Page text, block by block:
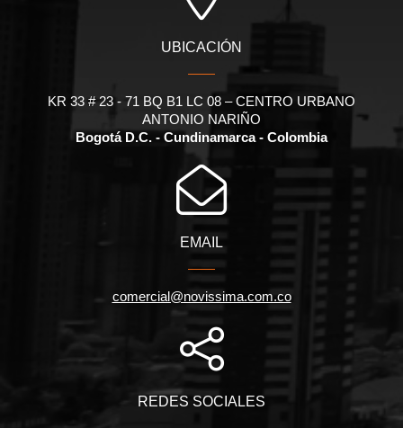
UBICACIÓN
KR 33 # 23 - 71 BQ B1 LC 08 – CENTRO URBANO
ANTONIO NARIÑO
Bogotá D.C. - Cundinamarca - Colombia
EMAIL
comercial@novissima.com.co
REDES SOCIALES